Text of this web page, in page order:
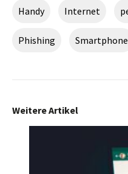
Handy Internet
Phishing Smartphone
Weitere Artikel